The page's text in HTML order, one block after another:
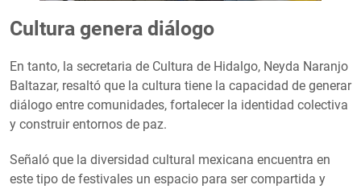
Cultura genera diálogo
En tanto, la secretaria de Cultura de Hidalgo, Neyda Naranjo
Baltazar, resaltó que la cultura tiene la capacidad de generar
diálogo entre comunidades, fortalecer la identidad colectiva
y construir entornos de paz.
Señaló que la diversidad cultural mexicana encuentra en
este tipo de festivales un espacio para ser compartida y